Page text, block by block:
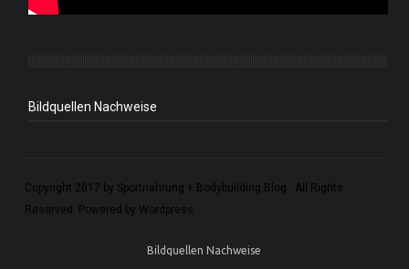
Bildquellen Nachweise
Copyright 2017 by Sportnahrung + Bodybuilding Blog . All Rights
Reserved. Powered by Wordpress
Bildquellen Nachweise